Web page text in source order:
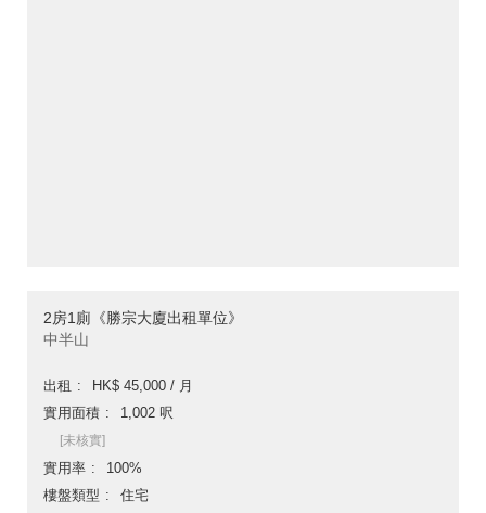
2房1廁《勝宗大廈出租單位》
中半山
出租
HK$ 45,000 / 月
實用面積
1,002 呎
[未核實]
實用率
100%
樓盤類型
住宅